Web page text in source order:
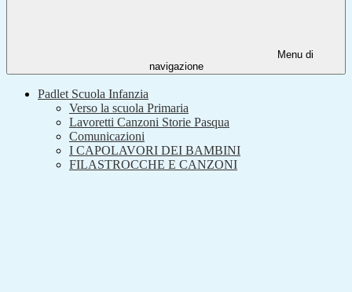
Menu di
navigazione
Padlet Scuola Infanzia
Verso la scuola Primaria
Lavoretti Canzoni Storie Pasqua
Comunicazioni
I CAPOLAVORI DEI BAMBINI
FILASTROCCHE E CANZONI